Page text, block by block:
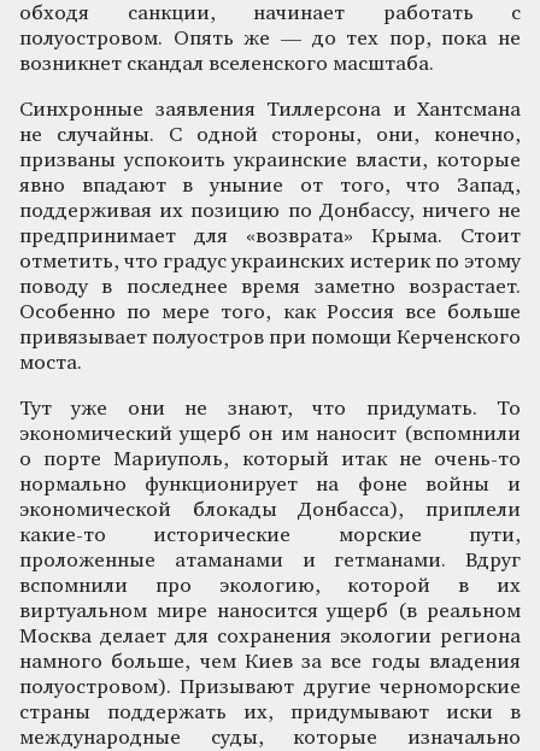
обходя санкции, начинает работать с
полуостровом. Опять же — до тех пор, пока не
возникнет скандал вселенского масштаба.
Синхронные заявления Тиллерсона и Хантсмана
не случайны. С одной стороны, они, конечно,
призваны успокоить украинские власти, которые
явно впадают в уныние от того, что Запад,
поддерживая их позицию по Донбассу, ничего не
предпринимает для «возврата» Крыма. Стоит
отметить, что градус украинских истерик по этому
поводу в последнее время заметно возрастает.
Особенно по мере того, как Россия все больше
привязывает полуостров при помощи Керченского
моста.
Тут уже они не знают, что придумать. То
экономический ущерб он им наносит (вспомнили
о порте Мариуполь, который итак не очень-то
нормально функционирует на фоне войны и
экономической блокады Донбасса), приплели
какие-то исторические морские пути,
проложенные атаманами и гетманами. Вдруг
вспомнили про экологию, которой в их
виртуальном мире наносится ущерб (в реальном
Москва делает для сохранения экологии региона
намного больше, чем Киев за все годы владения
полуостровом). Призывают другие черноморские
страны поддержать их, придумывают иски в
международные суды, которые изначально